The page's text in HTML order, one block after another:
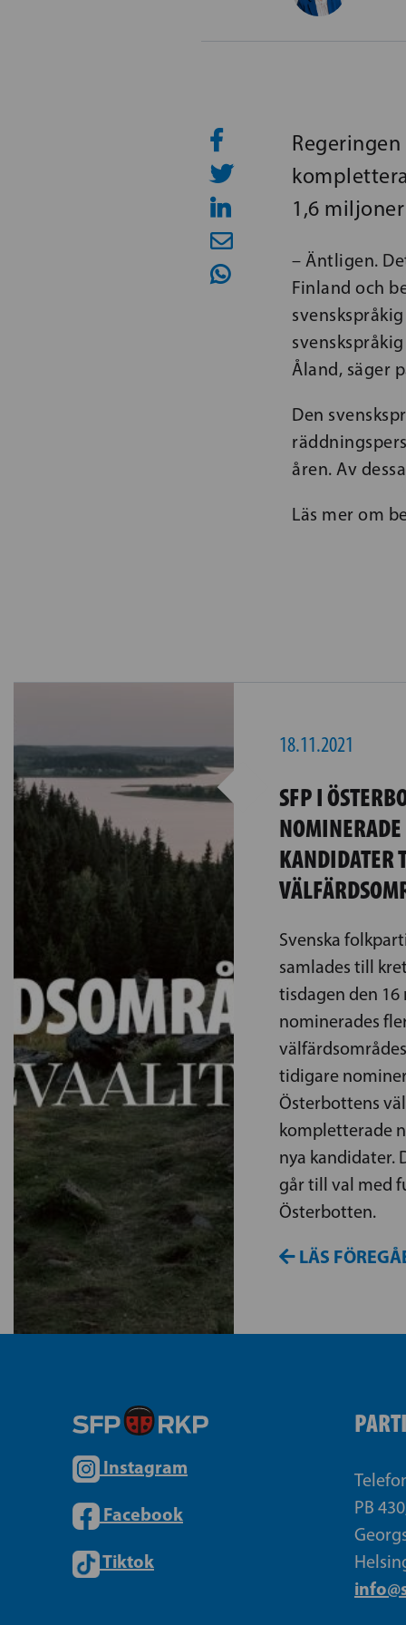
1,6
– Äntligen.
Finland och
Åland, säger
Den
åren. Av
Läs mer om
18.11.2021
SFP I
KANDIDATER
Svenska
samlades till
tisdagen den
nominerades
tidigare
Österbottens
kompletterade
nya kandidater.
går till val med
Österbotten.
LÄS
Instagram
Facebook
Tiktok
PB